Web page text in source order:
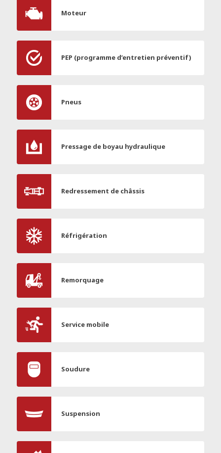
Moteur
PEP (programme d’entretien préventif)
Pneus
Pressage de boyau hydraulique
Redressement de châssis
Réfrigération
Remorquage
Service mobile
Soudure
Suspension